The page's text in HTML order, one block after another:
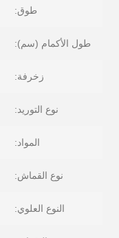
طوق:
طول الأكمام (سم):
زخرفة:
نوع التوريد:
المواد:
نوع القماش:
النوع العلوي: